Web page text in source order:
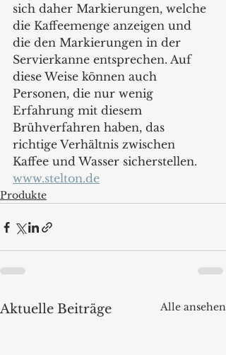
sich daher Markierungen, welche
die Kaffeemenge anzeigen und
die den Markierungen in der
Servierkanne entsprechen. Auf
diese Weise können auch
Personen, die nur wenig
Erfahrung mit diesem
Brühverfahren haben, das
richtige Verhältnis zwischen
Kaffee und Wasser sicherstellen.
www.stelton.de
Produkte
Aktuelle Beiträge Alle ansehen